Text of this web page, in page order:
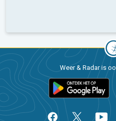
Weer & Radar is